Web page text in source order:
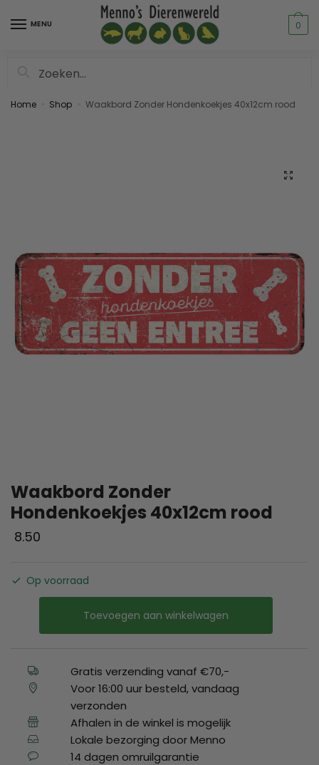
MENU 0
Home Shop Waakbord Zonder Hondenkoekjes 40x12cm rood
Waakbord Zonder
Hondenkoekjes 40x12cm rood
8.50
Op voorraad
Toevoegen aan winkelwagen
Gratis verzending vanaf €70,-
Voor 16:00 uur besteld, vandaag
verzonden
Afhalen in de winkel is mogelijk
Lokale bezorging door Menno
14 dagen omruilgarantie